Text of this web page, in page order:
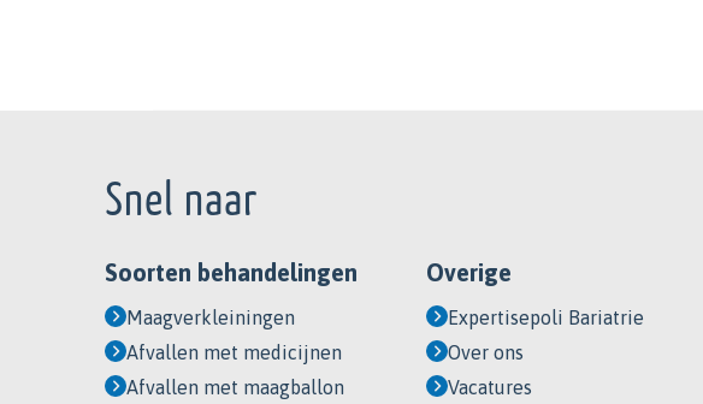
Snel naar
Soorten behandelingen
Maagverkleiningen
Afvallen met medicijnen
Afvallen met maagballon
Overige
Expertisepoli Bariatrie
Over ons
Vacatures